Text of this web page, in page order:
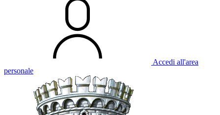
Accedi all'area
personale